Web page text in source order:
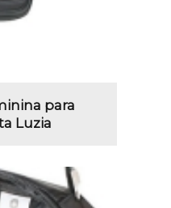
para
Luzia